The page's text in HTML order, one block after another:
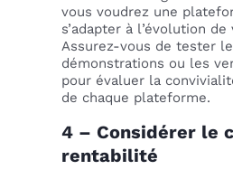
vous voudrez une
s’adapter à l’évolution
Assurez-vous de tester
démonstrations ou les
pour évaluer la
de chaque plateforme.
4 – Considérer le
rentabilité